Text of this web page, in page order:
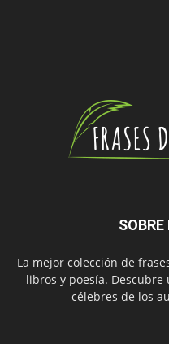
La mejor colección de
libros y poesía.
célebres de los